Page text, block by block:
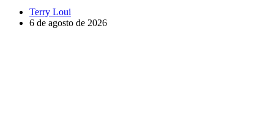
Terry Loui
6 de agosto de 2026